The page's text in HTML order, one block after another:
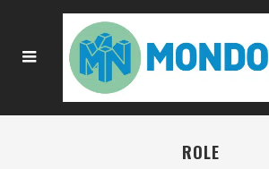
ROLE